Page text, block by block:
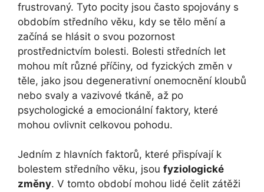
frustrovaný. Tyto pocity jsou často spojovány s
obdobím středního věku, kdy se tělo mění a
začíná se hlásit o svou pozornost
prostřednictvím bolesti. Bolesti středních let
mohou mít různé příčiny, od fyzických změn v
těle, jako jsou degenerativní onemocnění kloubů
nebo svaly a vazivové tkáně, až po
psychologické a emocionální faktory, které
mohou ovlivnit celkovou pohodu.
Jedním z hlavních faktorů, které přispívají k
bolestem středního věku, jsou fyziologické
změny. V tomto období mohou lidé čelit zátěži